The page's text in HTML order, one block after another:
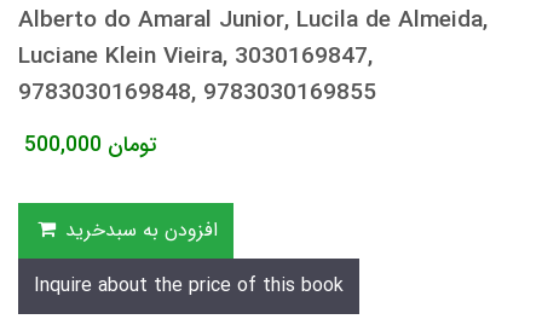
Alberto do Amaral Junior, Lucila de Almeida,
Luciane Klein Vieira, 3030169847,
9783030169848, 9783030169855
500,000 تومان
افزودن به سبدخرید
Inquire about the price of this book